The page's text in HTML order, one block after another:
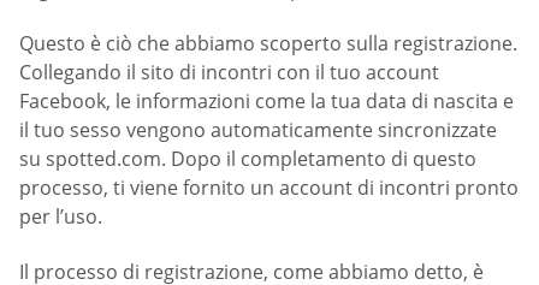
Questo è ciò che abbiamo scoperto sulla registrazione.
Collegando il sito di incontri con il tuo account
Facebook, le informazioni come la tua data di nascita e
il tuo sesso vengono automaticamente sincronizzate
su spotted.com. Dopo il completamento di questo
processo, ti viene fornito un account di incontri pronto
per l’uso.
Il processo di registrazione, come abbiamo detto, è